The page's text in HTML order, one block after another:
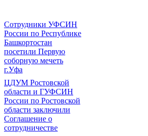
Сотрудники УФСИН
России по Республике
Башкортостан
посетили Первую
соборную мечеть
г.Уфа
ЦДУМ Ростовской
области и ГУФСИН
России по Ростовской
области заключили
Соглашение о
сотрудничестве